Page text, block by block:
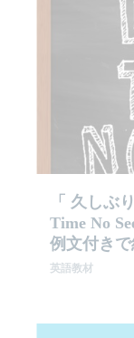
「 久しぶ
Time No
例文付きで
英語教材